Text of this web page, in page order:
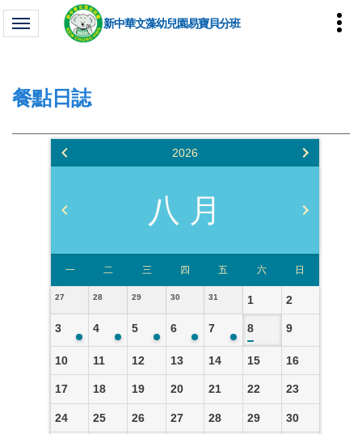
新中華文藻幼兒園易寶貝分班
餐點日誌
2026
八 月
一 二 三 四 五 六 日
27 28 29 30 31 1 2
3 4 5 6 7 8 9
10 11 12 13 14 15 16
17 18 19 20 21 22 23
24 25 26 27 28 29 30